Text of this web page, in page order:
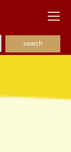
search